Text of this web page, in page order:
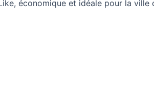
économique et idéale pour la